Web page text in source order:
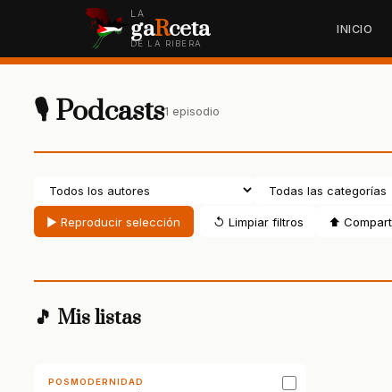
LA
gaRceta
DE LA RIBERA
INICIO
🎙 Podcasts1 episodio
▶ Reproducir selección ↺ Limpiar filtros ⬆
🎵 Mis listas
POSMODERNIDAD